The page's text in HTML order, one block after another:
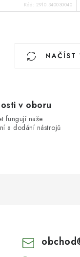
Kód: 2910.340030040
NAČÍST
v oboru
fungují naše
a dodání nástrojů
obchod